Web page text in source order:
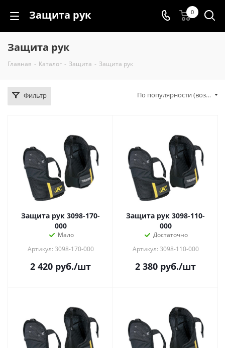
Защита рук 0
Защита рук
Главная - Каталог - Защита - Защита рук
Фильтр По популярности (возрастание)
Защита рук 3098-170-
000
Мало
Артикул: 3098-170-000
2 420 руб./шт
Защита рук 3098-110-
000
Достаточно
Артикул: 3098-110-000
2 380 руб./шт